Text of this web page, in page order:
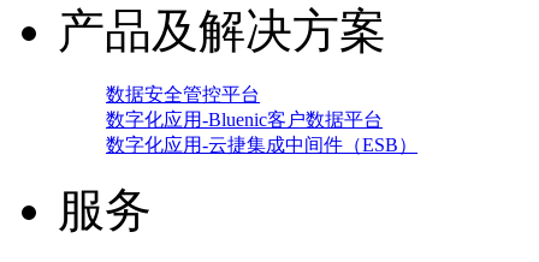
产品及解决方案
数据安全管控平台
数字化应用-Bluenic客户数据平台
数字化应用-云捷集成中间件（ESB）
服务